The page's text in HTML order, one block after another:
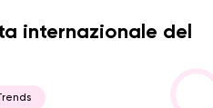
internazionale del